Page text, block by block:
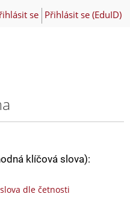
se Přihlásit se (EduID)
klíčová slova):
dle četnosti